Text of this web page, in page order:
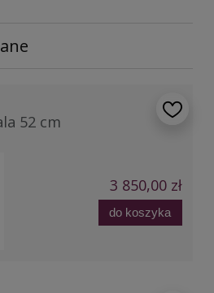
52 cm
3 850,00 zł
do koszyka